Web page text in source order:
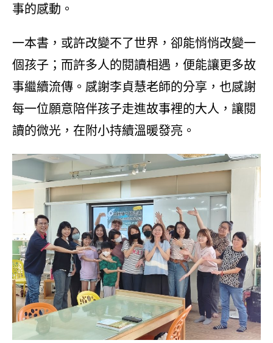
事的感動。
一本書，或許改變不了世界，卻能悄悄改變一
個孩子；而許多人的閱讀相遇，便能讓更多故
事繼續流傳。感謝李貞慧老師的分享，也感謝
每一位願意陪伴孩子走進故事裡的大人，讓閱
讀的微光，在附小持續溫暖發亮。